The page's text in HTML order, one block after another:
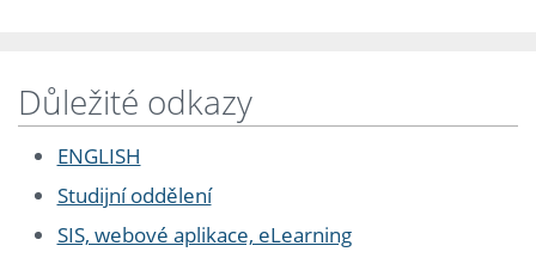
Důležité odkazy
ENGLISH
Studijní oddělení
SIS, webové aplikace, eLearning